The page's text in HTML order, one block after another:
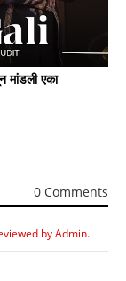
मांडली एका
0 Comments
by Admin.